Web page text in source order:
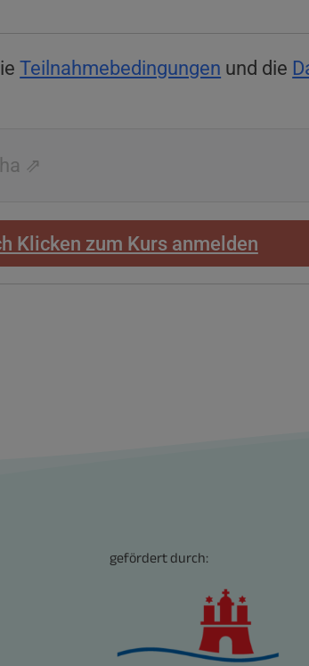
Teilnahmebedingungen und die
⇗
Klicken zum Kurs anmelden
gefördert durch: